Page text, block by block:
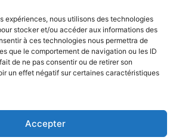
expériences, nous utilisons des technologies
stocker et/ou accéder aux informations des
à ces technologies nous permettra de
que le comportement de navigation ou les ID
de ne pas consentir ou de retirer son
un effet négatif sur certaines caractéristiques
Accepter
Entreprises Entrepreneur
By AAKOM.DIGITAL